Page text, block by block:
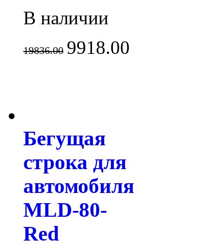
В наличии
19836.00 9918.00
Бегущая
строка для
автомобиля
MLD-80-
Red